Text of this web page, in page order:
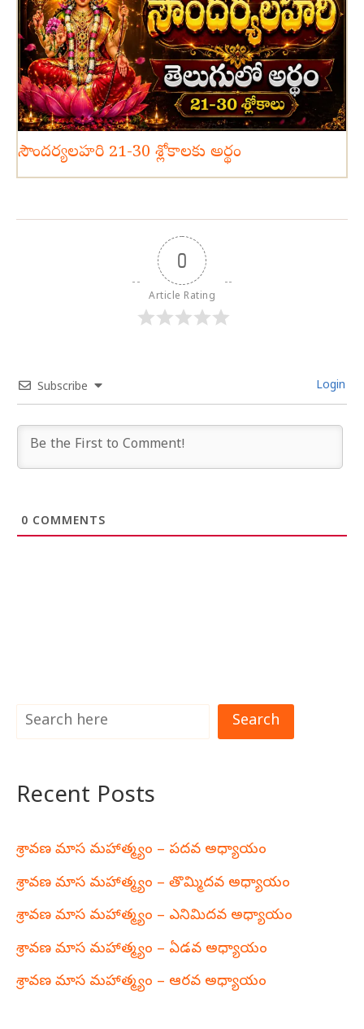
సౌందర్యలహరి 21-30 శ్లోకాలకు అర్థం
0
Article Rating
Subscribe Login
0 COMMENTS
Search
Recent Posts
శ్రావణ మాస మహాత్మ్యం – పదవ అధ్యాయం
శ్రావణ మాస మహాత్మ్యం – తొమ్మిదవ అధ్యాయం
శ్రావణ మాస మహాత్మ్యం – ఎనిమిదవ అధ్యాయం
శ్రావణ మాస మహాత్మ్యం – ఏడవ అధ్యాయం
శ్రావణ మాస మహాత్మ్యం – ఆరవ అధ్యాయం